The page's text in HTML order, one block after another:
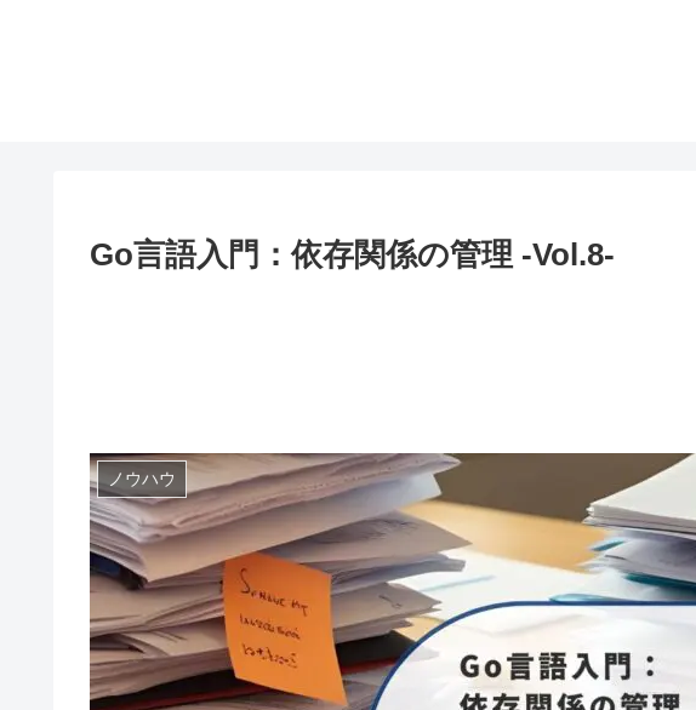
Go言語入門：依存関係の管理 -Vol.8-
ノウハウ